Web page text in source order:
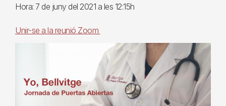
Hora: 7 de juny del 2021 a les 12:15h
Unir-se a la reunió Zoom